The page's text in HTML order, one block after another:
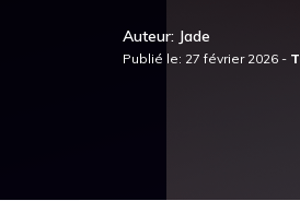
Auteur: Jade
Publié le: 27 février 2026 -